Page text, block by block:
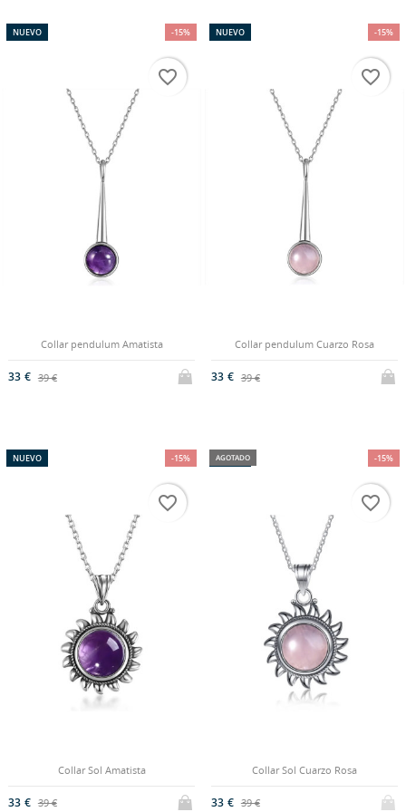
-15%
NUEVO
Collar pendulum Amatista
33 € 39 €
favorite_border
-15%
NUEVO
Collar pendulum Cuarzo Rosa
33 € 39 €
favorite_border
-15%
NUEVO
Collar Sol Amatista
33 € 39 €
favorite_border
-15%
NUEVO
AGOTADO
Collar Sol Cuarzo Rosa
33 € 39 €
favorite_border
INICIAR SESIÓN